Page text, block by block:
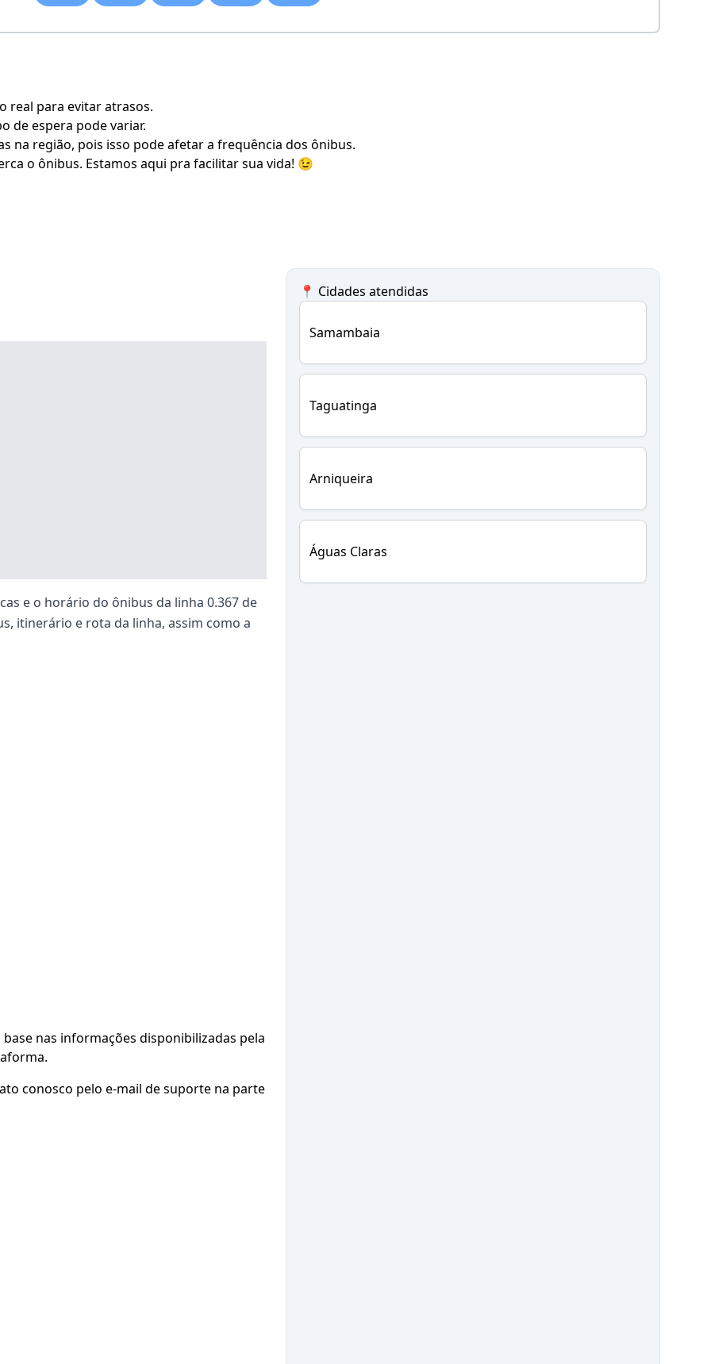
real para evitar atrasos.
de espera pode variar.
na região, pois isso pode afetar a frequência dos ônibus.
o ônibus. Estamos aqui pra facilitar sua vida! 😉
e o horário do ônibus da linha 0.367 de
itinerário e rota da linha, assim como a
nas informações disponibilizadas pela
conosco pelo e-mail de suporte na parte
📍 Cidades atendidas
Samambaia
Taguatinga
Arniqueira
Águas Claras